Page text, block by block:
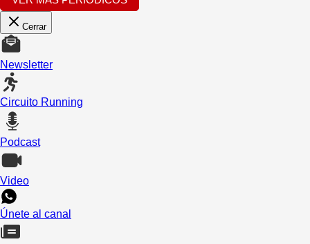
Cerrar
Newsletter
Circuito Running
Podcast
Video
Únete al canal